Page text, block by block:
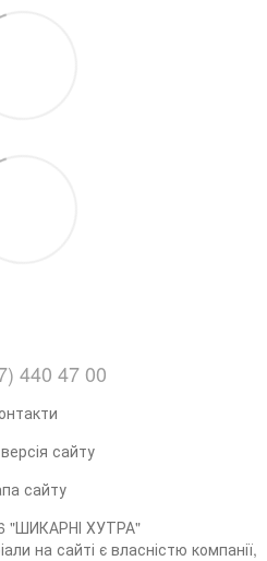
440 47 00
сайту
сайту
"ШИКАРНІ ХУТРА"
на сайті є власністю компанії,